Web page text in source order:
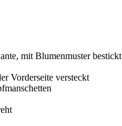
mit Blumenmuster bestickt
Vorderseite versteckt